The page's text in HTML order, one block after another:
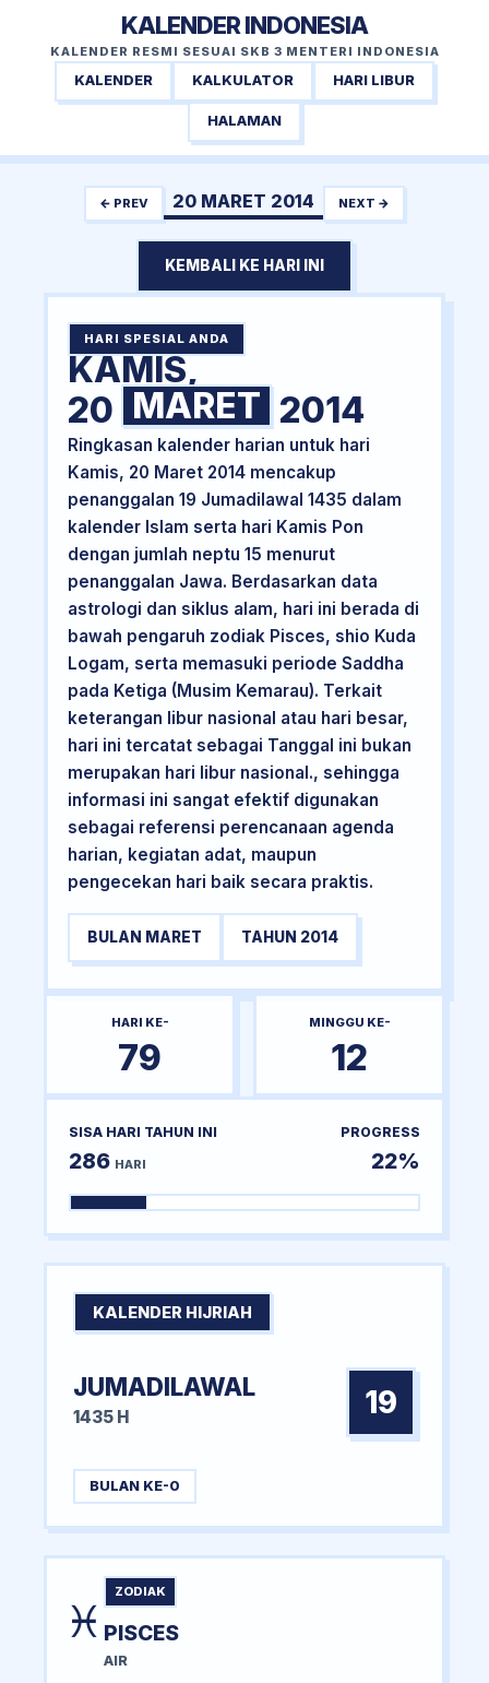
KALENDER INDONESIA
KALENDER RESMI SESUAI SKB 3 MENTERI INDONESIA
KALENDER KALKULATOR HARI LIBUR
HALAMAN
← PREV 20 MARET 2014 NEXT →
KEMBALI KE HARI INI
HARI SPESIAL ANDA
KAMIS,
20 MARET 2014
Ringkasan kalender harian untuk hari
Kamis, 20 Maret 2014 mencakup
penanggalan 19 Jumadilawal 1435 dalam
kalender Islam serta hari Kamis Pon
dengan jumlah neptu 15 menurut
penanggalan Jawa. Berdasarkan data
astrologi dan siklus alam, hari ini berada di
bawah pengaruh zodiak Pisces, shio Kuda
Logam, serta memasuki periode Saddha
pada Ketiga (Musim Kemarau). Terkait
keterangan libur nasional atau hari besar,
hari ini tercatat sebagai Tanggal ini bukan
merupakan hari libur nasional., sehingga
informasi ini sangat efektif digunakan
sebagai referensi perencanaan agenda
harian, kegiatan adat, maupun
pengecekan hari baik secara praktis.
BULAN MARET TAHUN 2014
HARI KE-
79
MINGGU KE-
12
SISA HARI TAHUN INI
286 HARI
PROGRESS
22%
KALENDER HIJRIAH
JUMADILAWAL
1435 H 19
BULAN KE-0
♓
ZODIAK
PISCES
AIR